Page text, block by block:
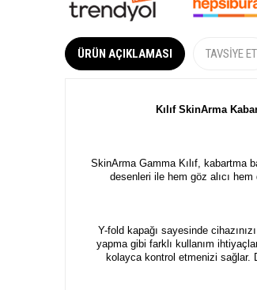
ÜRÜN AÇIKLAMASI TAVSIYE ET
Kılıf SkinArma
SkinArma Gamma Kılıf, kabartma
desenleri ile hem göz alıcı
Y-fold kapağı sayesinde
yapma gibi farklı kullanım
kolayca kontrol etmenizi sağlar.